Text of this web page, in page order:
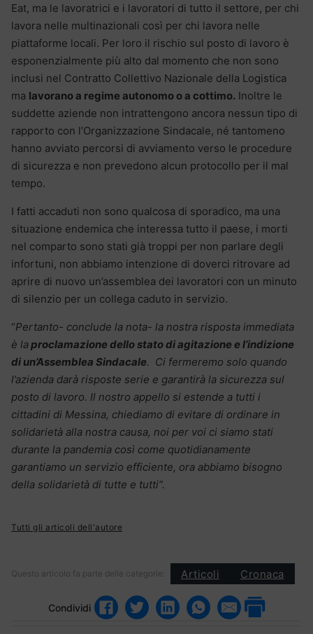
Eat, ma le lavoratrici e i lavoratori di tutto il settore, per chi
lavora nelle multinazionali così per chi lavora nelle
piattaforme locali. Per loro il rischio sul posto di lavoro è
esponenzialmente più alto dal momento che non sono
inclusi nel Contratto Collettivo Nazionale della Logistica
ma lavorano a regime autonomo o a cottimo. Inoltre le
suddette aziende non intrattengono ancora nessun tipo di
rapporto con l’Organizzazione Sindacale, né tantomeno
hanno avviato percorsi di avviamento verso le procedure
di sicurezza e non prevedono alcun protocollo per il mal
tempo.
I fatti accaduti non sono qualcosa di sporadico, ma una
situazione endemica che interessa tutto il paese, i morti
nel comparto sono stati già troppi per non parlare degli
infortuni, non abbiamo intenzione di doverci ritrovare ad
aprire di nuovo un’assemblea dei lavoratori con un minuto
di silenzio per un collega caduto in servizio.
“Pertanto- conclude la nota- la nostra risposta immediata
è laproclamazione dello stato di agitazione e l’indizione
di un’Assemblea Sindacale. Ci fermeremo solo quando
l’azienda darà risposte serie e garantirà la sicurezza sul
posto di lavoro. Il nostro appello si estende a tutti i
cittadini di Messina, chiediamo di evitare di ordinare in
solidarietà alla nostra causa, noi per voi ci siamo stati
durante la pandemia così come quotidianamente
garantiamo un servizio efficiente, ora abbiamo bisogno
della solidarietà di tutte e tutti”.
Tutti gli articoli dell'autore
Questo articolo fa parte delle categorie: Articoli Cronaca
Condividi